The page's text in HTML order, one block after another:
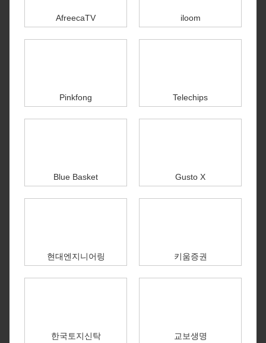
AfreecaTV iloom
Pinkfong Telechips
Blue Basket Gusto X
현대엔지니어링 키움증권
한국토지신탁 교보생명